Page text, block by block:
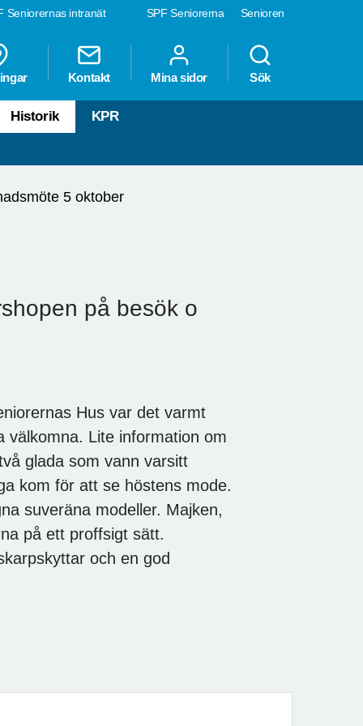
SPF Seniorerna Senioren
Seniorernas intranät
Kontakt Mina sidor Sök
Historik KPR
5 oktober
på besök o
Hus var det varmt
välkomna. Lite information om
glada som vann varsitt
kom för att se höstens mode.
suveräna modeller. Majken,
på ett proffsigt sätt.
och en god